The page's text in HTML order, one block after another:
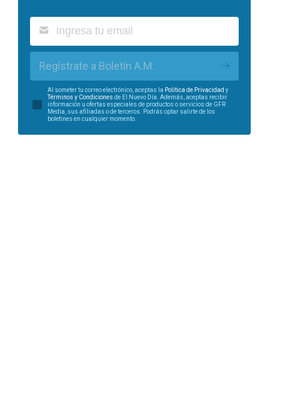
Regístrate a Boletín A.M.
Al someter tu correo electrónico, aceptas la Política de Privacidad y
Términos y Condiciones de El Nuevo Día. Además, aceptas recibir
información u ofertas especiales de productos o servicios de GFR
Media, sus afiliadas o de terceros. Podrás optar salirte de los
boletines en cualquier momento.